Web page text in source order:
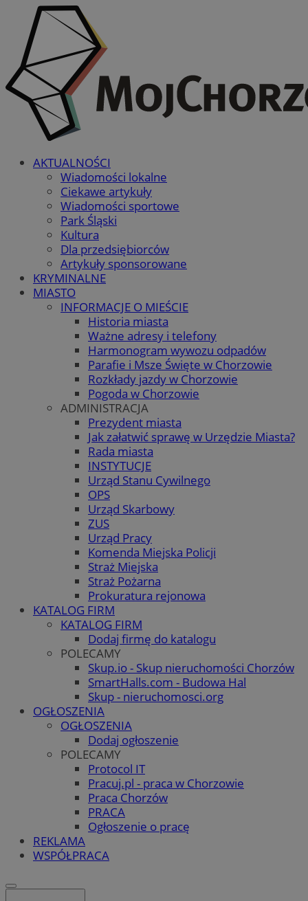
AKTUALNOŚCI
Wiadomości lokalne
Ciekawe artykuły
Wiadomości sportowe
Park Śląski
Kultura
Dla przedsiębiorców
Artykuły sponsorowane
KRYMINALNE
MIASTO
INFORMACJE O MIEŚCIE
Historia miasta
Ważne adresy i telefony
Harmonogram wywozu odpadów
Parafie i Msze Święte w Chorzowie
Rozkłady jazdy w Chorzowie
Pogoda w Chorzowie
ADMINISTRACJA
Prezydent miasta
Jak załatwić sprawę w Urzędzie Miasta?
Rada miasta
INSTYTUCJE
Urząd Stanu Cywilnego
OPS
Urząd Skarbowy
ZUS
Urząd Pracy
Komenda Miejska Policji
Straż Miejska
Straż Pożarna
Prokuratura rejonowa
KATALOG FIRM
KATALOG FIRM
Dodaj firmę do katalogu
POLECAMY
Skup.io - Skup nieruchomości Chorzów
SmartHalls.com - Budowa Hal
Skup - nieruchomosci.org
OGŁOSZENIA
OGŁOSZENIA
Dodaj ogłoszenie
POLECAMY
Protocol IT
Pracuj.pl - praca w Chorzowie
Praca Chorzów
PRACA
Ogłoszenie o pracę
REKLAMA
WSPÓŁPRACA